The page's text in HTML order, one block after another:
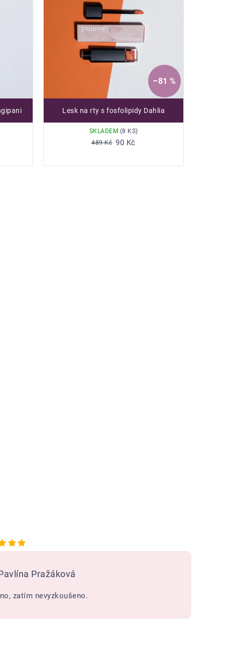
–81 %
Lesk na rty s fosfolipidy Dahlia
SKLADEM (8 KS)
489 Kč 90 Kč
Do košíku
Pražáková
Hodnocení obchodu je 5 z 5 hvězdiček.
zatím nevyzkoušeno.